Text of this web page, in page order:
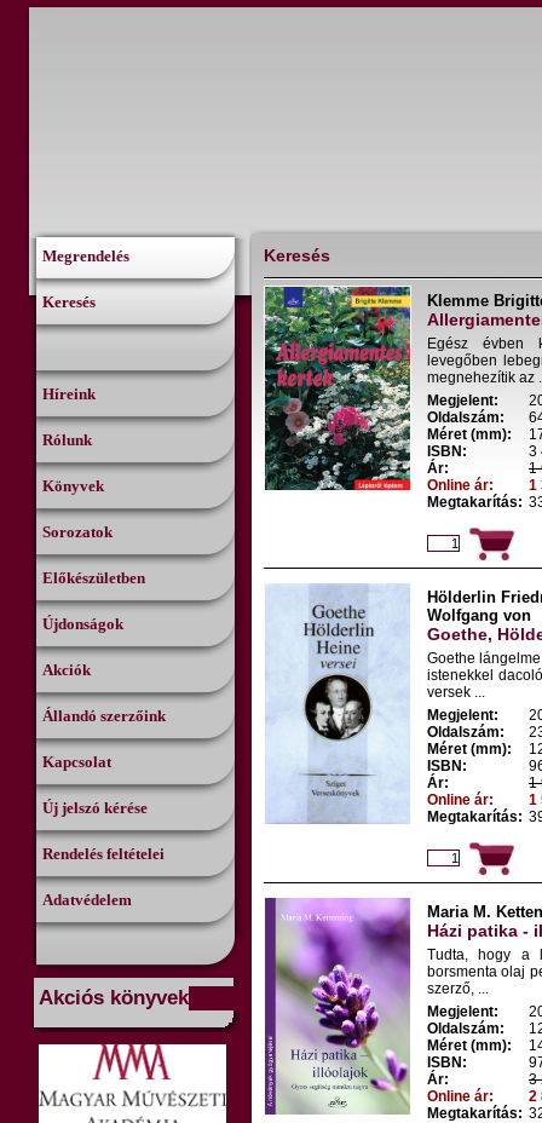
Megrendelés
Keresés
Híreink
Rólunk
Könyvek
Sorozatok
Előkészületben
Újdonságok
Akciók
Állandó szerzőink
Kapcsolat
Új jelszó kérése
Rendelés feltételei
Adatvédelem
Akciós könyvek
Keresés
Klemme
Egész évben
levegőben
megnehezítik az
Megjelent:
Oldalszám:
Méret (mm):
ISBN:
3
Ár:
1
Online ár:
1
Megtakarítás:
Hölderlin
Wolfgang von
Goethe,
Goethe
istenekkel
versek ...
Megjelent:
Oldalszám:
Méret (mm):
ISBN:
Ár:
1
Online ár:
1
Megtakarítás:
Maria M.
Házi patika -
Tudta, hogy a
borsmenta olaj
szerző, ...
Megjelent:
Oldalszám:
Méret (mm):
ISBN:
Ár:
3
Online ár:
2
Megtakarítás: